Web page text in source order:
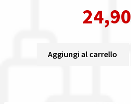
24,90
Aggiungi al carrello